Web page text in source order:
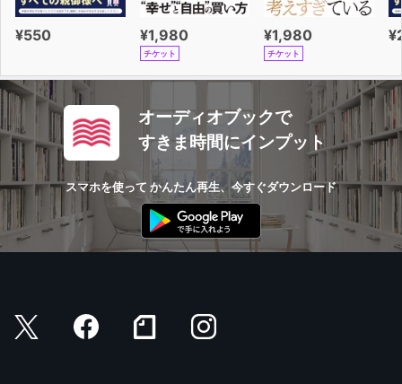
¥550 ¥1,980
チケット
¥1,980
チケット
オーディオブックで
すきま時間にインプット
スマホを使って かんたん再生、今すぐダウンロード